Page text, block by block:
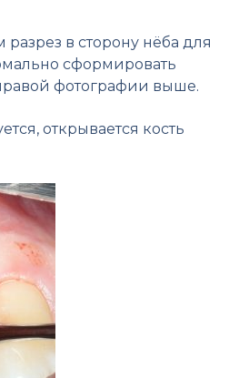
в сторону нёба для
сформировать
фотографии выше.
открывается кость